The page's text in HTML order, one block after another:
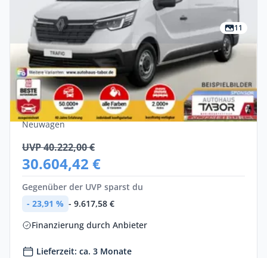
11
Privat & Gewerbe
Renault Trafic Komfort L2H1 3,1t Blue dCi
110
Diesel • Manuell •
110 PS (81 kW)
Neuwagen
UVP 40.222,00 €
30.604,42 €
Gegenüber der UVP sparst du
- 23,91 % - 9.617,58 €
Finanzierung durch Anbieter
Lieferzeit: ca. 3 Monate